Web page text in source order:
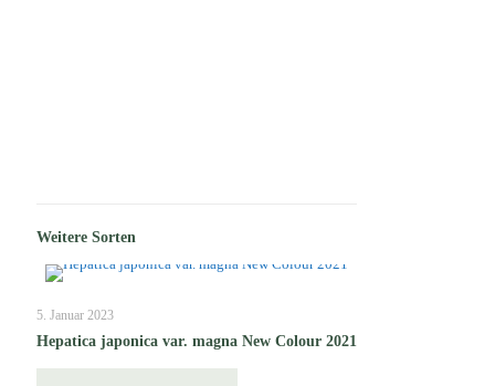
Weitere Sorten
5. Januar 2023
Hepatica japonica var. magna New Colour 2021